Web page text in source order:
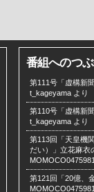
番組へのつ
第111号「虚構新
t_kageyama より
第110号「虚構新
t_kageyama より
第113回「天皇機
だい）」立花麻衣
第121回「20億、